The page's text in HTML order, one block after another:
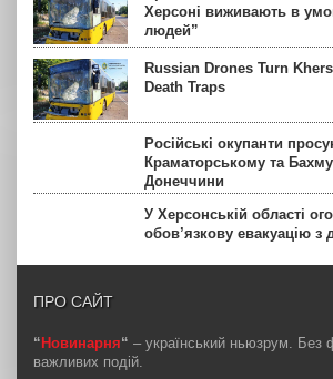
Херсоні виживають в
людей”
Russian Drones Turn
Death Traps
Російські окупанти
Краматорському та
Донеччини
У Херсонській області
обов’язкову евакуацію з
ПРО САЙТ
“ Новинарня“ – український ньюзрум. Без
важливих подій.